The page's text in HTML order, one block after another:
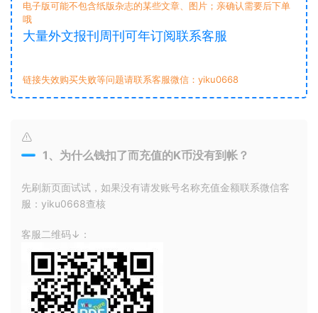
电子版可能不包含纸版杂志的某些文章、图片；亲确认需要后下单
哦
大量外文报刊周刊可年订阅联系客服
链接失效购买失败等问题请联系客服微信：yiku0668
1、为什么钱扣了而充值的K币没有到帐？
先刷新页面试试，如果没有请发账号名称充值金额联系微信客
服：yiku0668查核
客服二维码↓：